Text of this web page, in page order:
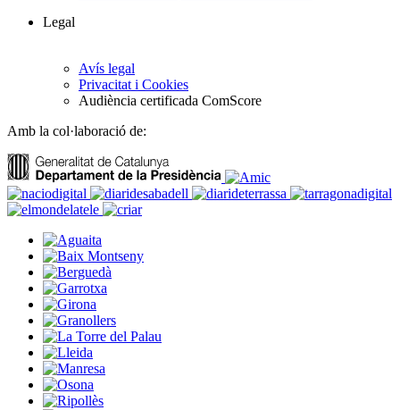
Legal
Avís legal
Privacitat i Cookies
Audiència certificada ComScore
Amb la col·laboració de: